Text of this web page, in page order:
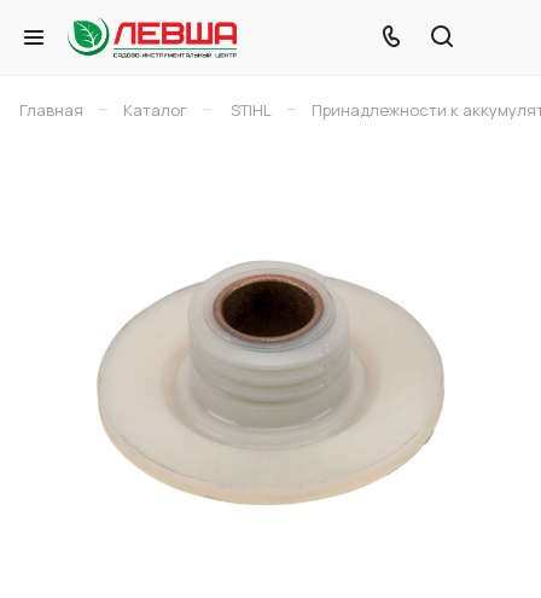
Главная – Каталог – STIHL – Принадлежности к